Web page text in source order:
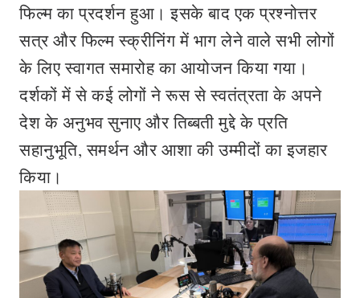
फिल्म का प्रदर्शन हुआ। इसके बाद एक प्रश्नोत्तर
सत्र और फि‍ल्‍म स्क्रीनिंग में भाग लेने वाले सभी लोगों
के लिए स्वागत समारोह का आयोजन किया गया।
दर्शकों में से कई लोगों ने रूस से स्वतंत्रता के अपने
देश के अनुभव सुनाए और तिब्बती मुद्दे के प्रति
सहानुभूति, समर्थन और आशा की उम्‍मीदों का इजहार
किया।